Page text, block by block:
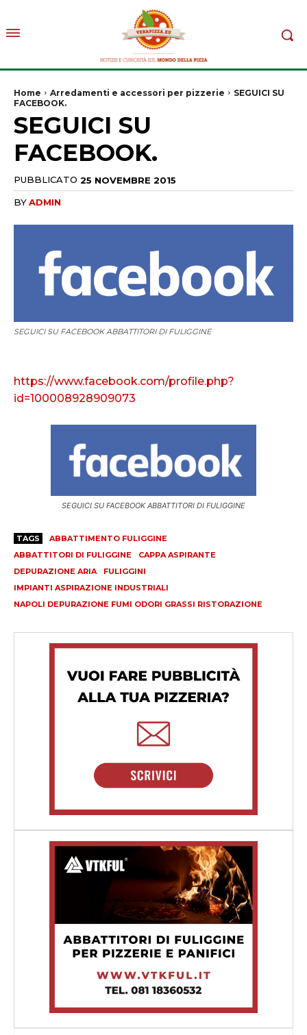
Home Arredamenti e accessori per pizzerie
SEGUICI SU
FACEBOOK.
SEGUICI SU
FACEBOOK.
PUBBLICATO 25 NOVEMBRE 2015
BYADMIN
SEGUICI SU FACEBOOK ABBATTITORI DI FULIGGINE
https://www.facebook.com/profile.php?
id=100008928909073
SEGUICI SU FACEBOOK ABBATTITORI DI FULIGGINE
TAGS
ABBATTIMENTO FULIGGINE
ABBATTITORI DI FULIGGINE
CAPPA ASPIRANTE
DEPURAZIONE ARIA
FULIGGINI
IMPIANTI ASPIRAZIONE INDUSTRIALI
NAPOLI DEPURAZIONE FUMI ODORI GRASSI RISTORAZIONE